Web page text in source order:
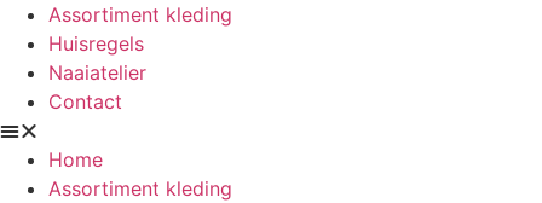
Assortiment kleding
Huisregels
Naaiatelier
Contact
Home
Assortiment kleding